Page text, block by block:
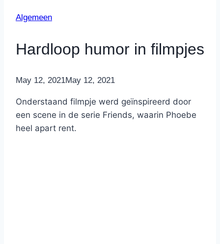
Algemeen
Hardloop humor in filmpjes
ByNicole
May 12, 2021May 12, 2021
Onderstaand filmpje werd geïnspireerd door
een scene in de serie Friends, waarin Phoebe
heel apart rent.